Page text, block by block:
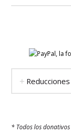
Reducciones
* Todos los